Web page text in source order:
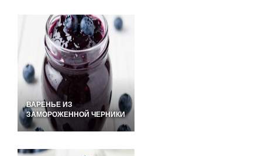
ВАРЕНЬЕ ИЗ
ЗАМОРОЖЕННОЙ ЧЕРНИКИ